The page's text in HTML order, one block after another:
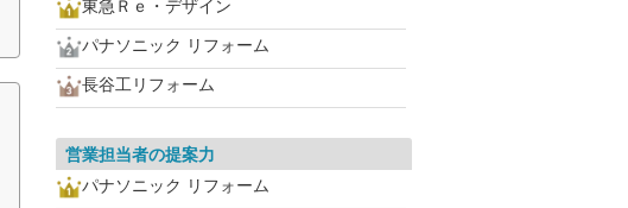
東急Ｒｅ・デザイン
パナソニック リフォーム
長谷工リフォーム
営業担当者の提案力
パナソニック リフォーム